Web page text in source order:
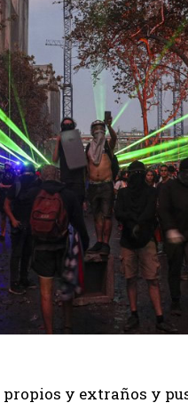
y extraños y